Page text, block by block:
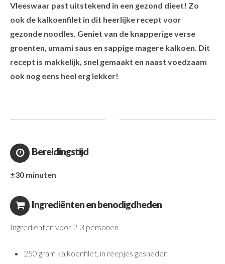
Vleeswaar past uitstekend in een gezond dieet! Zo
ook de kalkoenfilet in dit heerlijke recept voor
gezonde noodles. Geniet van de knapperige verse
groenten, umami saus en sappige magere kalkoen. Dit
recept is makkelijk, snel gemaakt en naast voedzaam
ook nog eens heel erg lekker!
Bereidingstijd
±30 minuten
Ingrediënten en benodigdheden
Ingrediënten voor 2-3 personen
250 gram kalkoenfilet, in reepjes gesneden